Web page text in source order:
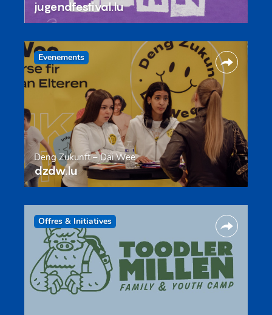
jugendfestival.lu
Evenements
Deng Zukunft – Däi Wee
dzdw.lu
Offres & Initiatives